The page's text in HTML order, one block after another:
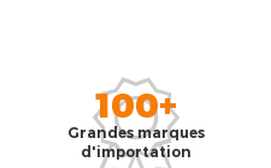
100+
Grandes marques
d'importation